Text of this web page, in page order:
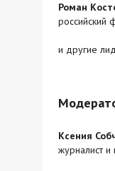
Роман
российский
и другие
Ксения
журналист